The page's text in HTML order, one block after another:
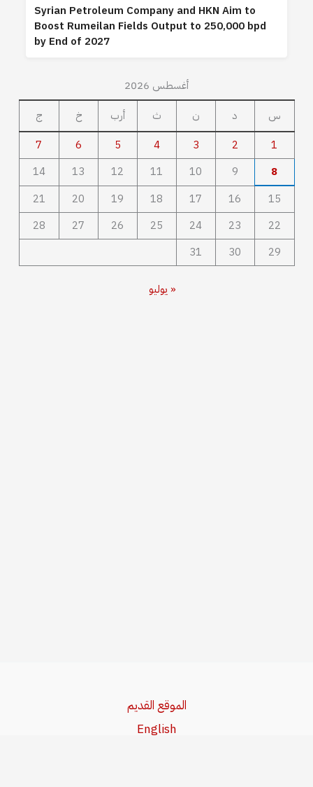
Syrian Petroleum Company and HKN Aim to
Boost Rumeilan Fields Output to 250,000 bpd
by End of 2027
أغسطس 2026
س
د ن ث أرب خ
ج
1
2
3
4
5
6
7
8
9
10
11
12
13
14
15
16
17
18
19
20
21
22
23
24
25
26
27
28
29
30
31
« يوليو
الموقع القديم
English